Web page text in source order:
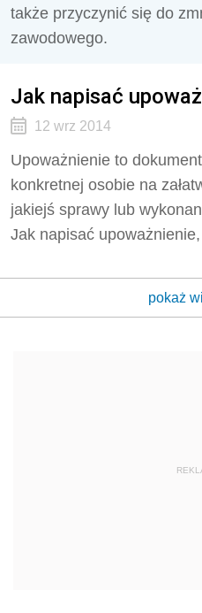
także przyczynić się do
zawodowego.
Jak napisać
12 wrz 2014
Upoważnienie to
konkretnej osobie na
jakiejś sprawy lub
Jak napisać
pokaż